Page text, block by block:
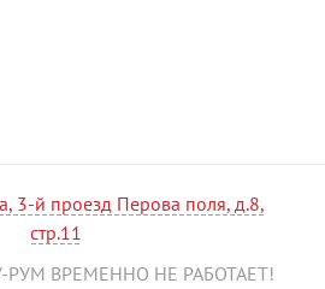
3-й проезд Перова поля, д.8,
стр.11
ВРЕМЕННО НЕ РАБОТАЕТ!